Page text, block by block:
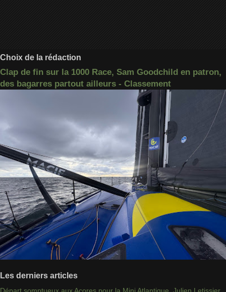
Choix de la rédaction
Clap de fin sur la 1000 Race, Sam Goodchild en patron,
des bagarres partout ailleurs - Classement
Les derniers articles